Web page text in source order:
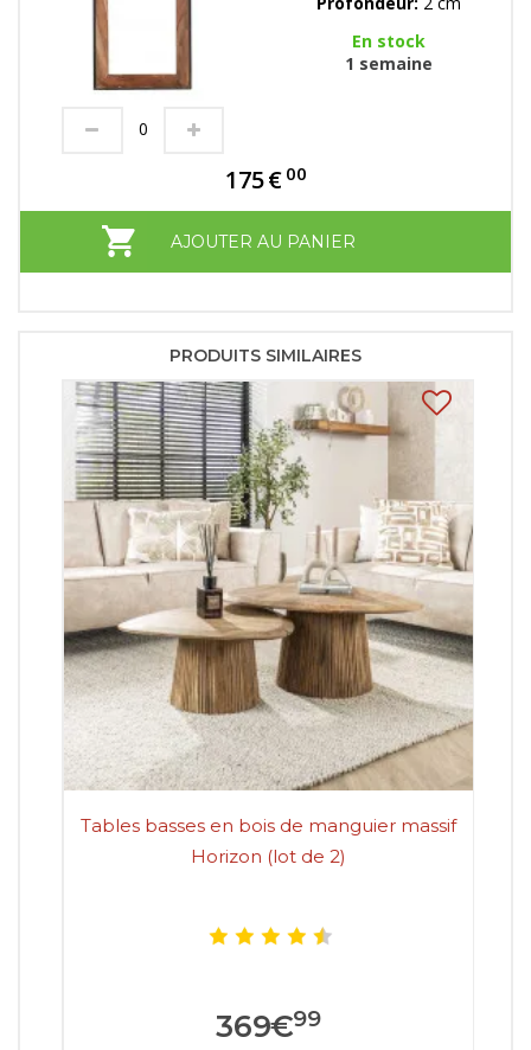
En stock
1 semaine
175€ 00
AJOUTER AU PANIER
PRODUITS SIMILAIRES
Tables basses en bois de manguier massif
Horizon (lot de 2)
369€99